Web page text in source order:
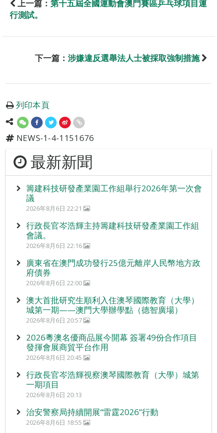
上一篇： 第十五屆全國運動會澳門賽區乒乓球項目運
行測試。
下一篇： 涉嫌違反選舉法人士被採取強制措施
列印本頁
NEWS-1-4-1151676
最新新聞
籌建科技研發產業園工作組舉行2026年第一次會
議
2026年8月6日 22:21
行政長官岑浩輝主持籌建科技研發產業園工作組
會議。
2026年8月6日 22:16
廣東省在澳門成功發行25億元離岸人民幣地方政
府債券
2026年8月6日 22:00
澳大首批研究生順利入住澳琴國際教育（大學）
城第一期——澳門大學辦學點（德智廣場）
2026年8月6日 20:57
2026粵澳名優商品展今開幕 簽署49份合作項目
發揮會展商貿平台作用
2026年8月6日 20:45
行政長官岑浩輝視察澳琴國際教育（大學）城第
一期項目
2026年8月6日 20:13
治安警察局持續開展“雷霆2026”行動
2026年8月6日 18:55